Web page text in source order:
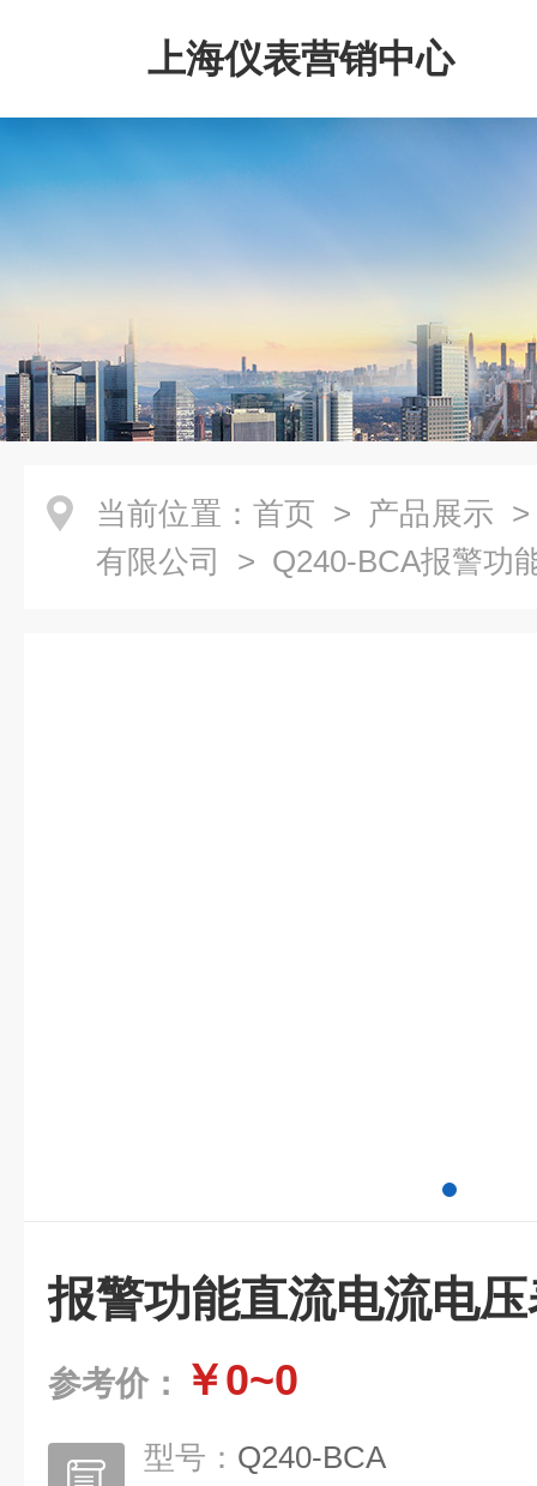
上海仪表营销中心
当前位置： 首页 > 产品展示
有限公司
> Q240-BCA报警功
报警功能直流电流电
参考价： ￥0~0
型号： Q240-BCA